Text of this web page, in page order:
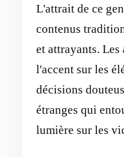
L'attrait de ce
contenus
et attrayants.
l'accent sur les
décisions
étranges qui
lumière sur les